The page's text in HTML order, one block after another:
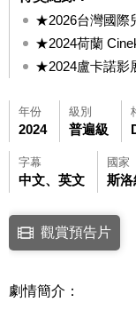
★2026台灣國際
★2024荷蘭
★2024盧卡諾影
年份
2024
級別
普遍級
字幕
中文、英文
國家
斯
點擊下列連結開啟視
連結至Youtube網站
觀賞預告片
劇情簡介：